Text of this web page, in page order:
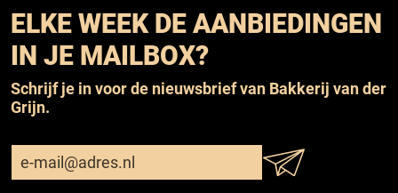
ELKE WEEK DE AANBIEDINGEN
IN JE MAILBOX?
Schrijf je in voor de nieuwsbrief van Bakkerij van der
Grijn.